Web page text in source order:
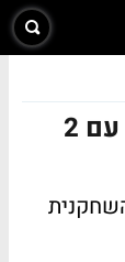
רשת "ליידי קומפורט" מתרחבת עם 2
שקל; השחקנית